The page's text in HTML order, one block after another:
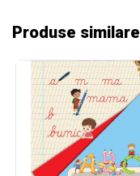
Produse similare